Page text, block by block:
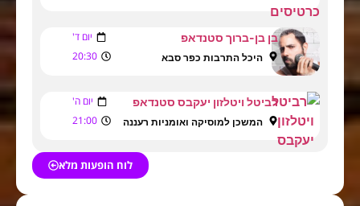
בן בן-ברוך סטנדאפ יום ד'
היכל התרבות כפר סבא 20:30
רביטל ויטלזון יעקבס סטנדאפ יום ה'
המשכן למוסיקה ואומניות רעננה 21:00
לוח הופעות מלא